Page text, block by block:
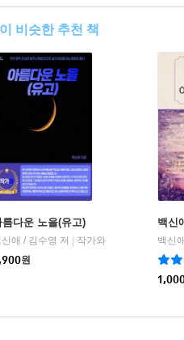
비슷한 추천 책
름다운 노을(유고)
신애 / 김수영 저 | 작가와
원
백신
백신